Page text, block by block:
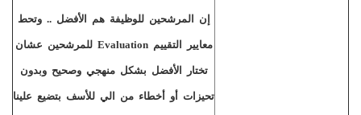
إن المرشحين للوظيفة هم الأفضل .. وتحط
معايير التقييم Evaluationللمرشحين عشان
تختار الأفضل بشكل منهجي وصحيح وبدون
تحيزات أو أخطاء من الي للأسف بتضيع علينا